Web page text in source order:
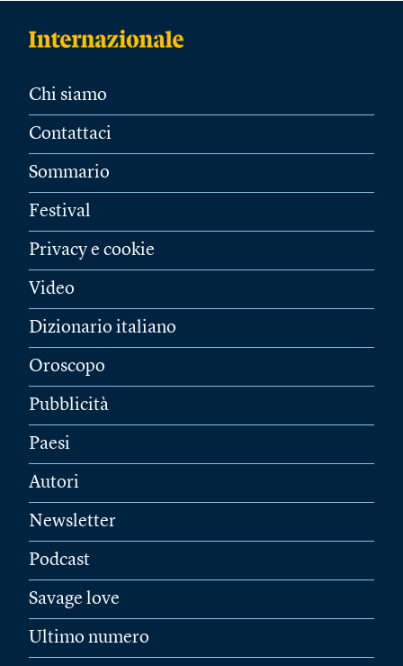
Chi siamo
Contattaci
Sommario
Festival
Privacy e cookie
Video
Dizionario italiano
Oroscopo
Pubblicità
Paesi
Autori
Newsletter
Podcast
Savage love
Ultimo numero